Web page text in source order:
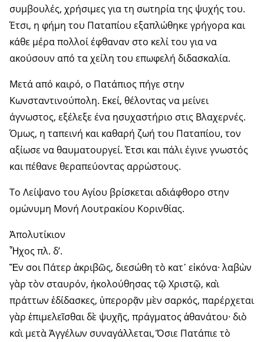
συμβουλές, χρήσιμες για τη σωτηρία της ψυχής του.
Έτσι, η φήμη του Παταπίου εξαπλώθηκε γρήγορα και
κάθε μέρα πολλοί έφθαναν στο κελί του για να
ακούσουν από τα χείλη του επωφελή διδασκαλία.
Μετά από καιρό, ο Πατάπιος πήγε στην
Κωνσταντινούπολη. Εκεί, θέλοντας να μείνει
άγνωστος, εξέλεξε ένα ησυχαστήριο στις Βλαχερνές.
Όμως, η ταπεινή και καθαρή ζωή του Παταπίου, τον
αξίωσε να θαυματουργεί. Έτσι και πάλι έγινε γνωστός
και πέθανε θεραπεύοντας αρρώστους.
Το Λείψανο του Αγίου βρίσκεται αδιάφθορο στην
ομώνυμη Μονή Λουτρακίου Κορινθίας.
Ἀπολυτίκιον
Ἦχος πλ. δ’.
Ἔν σοι Πάτερ ἀκριβῶς, διεσώθη τὸ κατ᾽ εἰκόνα· λαβὼν
γὰρ τὸν σταυρόν, ἠκολούθησας τῷ Χριστῷ, καὶ
πράττων ἐδίδασκες, ὑπερορᾷν μὲν σαρκός, παρέρχεται
γὰρ ἐπιμελεῖσθαι δὲ ψυχῆς, πράγματος ἀθανάτου· διὸ
καὶ μετὰ Ἀγγέλων συναγάλλεται, Ὅσιε Πατάπιε τὸ